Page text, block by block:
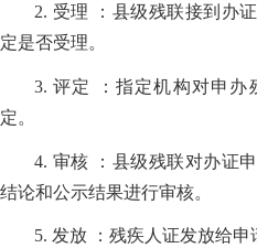
2. 受理 ：县级残联接到办
定是否受理。
3. 评定 ：指定机构对申
定。
4. 审核 ：县级残联对办证
结论和公示结果进行审核。
5. 发放 ：残疾人证发放给申